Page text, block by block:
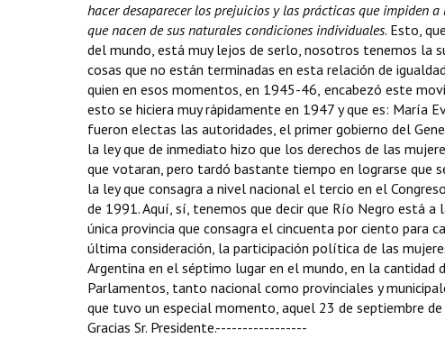
hacer desaparecer los prejuicios y las prácticas que impiden
que nacen de sus naturales condiciones individuales. Esto,
del mundo, está muy lejos de serlo, nosotros tenemos la
cosas que no están terminadas en esta relación de
quien en esos momentos, en 1945-46, encabezó este
esto se hiciera muy rápidamente en 1947 y que es: María
fueron electas las autoridades, el primer gobierno del
la ley que de inmediato hizo que los derechos de las
que votaran, pero tardó bastante tiempo en lograrse que
la ley que consagra a nivel nacional el tercio en el
de 1991. Aquí, sí, tenemos que decir que Río Negro está
única provincia que consagra el cincuenta por ciento para
última consideración, la participación política de las
Argentina en el séptimo lugar en el mundo, en la
Parlamentos, tanto nacional como provinciales y
que tuvo un especial momento, aquel 23 de septiembre
Gracias Sr. Presidente.-----------------